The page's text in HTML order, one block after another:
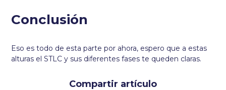
Compartir artículo
Conclusión
Eso es todo de esta parte por ahora, espero que a estas
alturas el STLC y sus diferentes fases te queden claras.